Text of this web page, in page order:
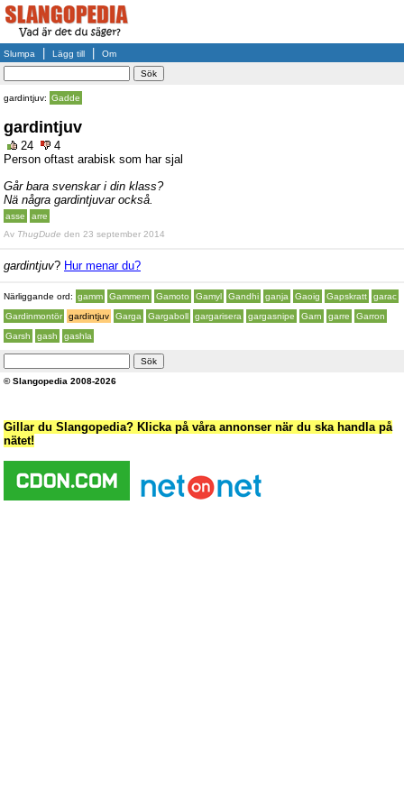
Slumpa Lägg till Om
gardintjuv: Gadde
gardintjuv
24
4
Person oftast arabisk som har sjal
Går bara svenskar i din klass?
Nä några gardintjuvar också.
asse
arre
Av ThugDude den 23 september 2014
gardintjuv? Hur menar du?
Närliggande ord: gamm Gammern Gamoto Gamyl Gandhi ganja Gaoig Gapskratt
garac
Gardinmontör
gardintjuv Garga Gargaboll gargarisera gargasnipe Garn garre
Garron
Garsh
gash gashla
© Slangopedia 2008-2026
Gillar du Slangopedia? Klicka på våra annonser när du ska handla på
nätet!